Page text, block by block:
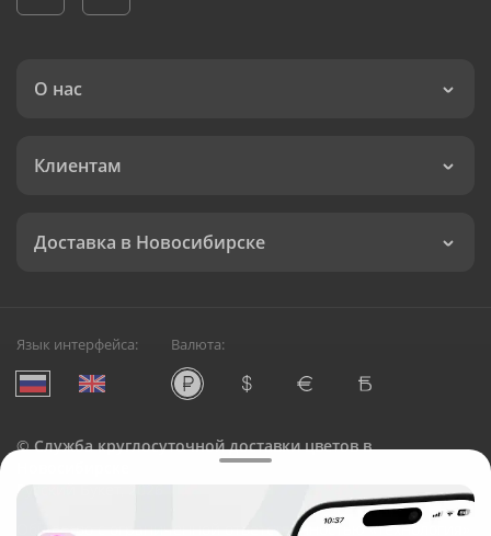
О нас
Клиентам
Доставка в Новосибирске
Язык интерфейса: Валюта:
©Служба круглосуточной доставки цветов в
Русский Букет, 2026
Общество с ограниченной ответственностью «Технология»